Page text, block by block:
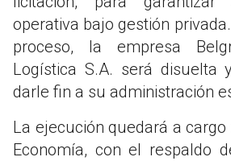
operativa bajo gestión
proceso, la empresa
Logística S.A. será disuelta
darle fin a su administración
La ejecución quedará a
Economía, con el respaldo